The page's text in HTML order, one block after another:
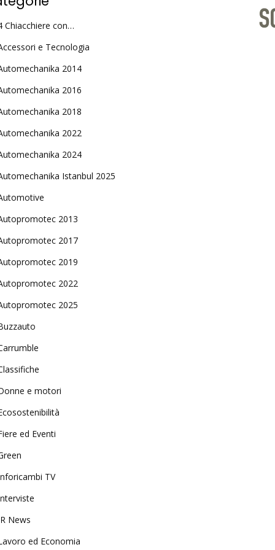
Chiacchiere con…
e Tecnologia
2014
2016
2018
2022
2024
Istanbul 2025
2013
2017
2019
2022
2025
e motori
ed Eventi
TV
News
ed Economia